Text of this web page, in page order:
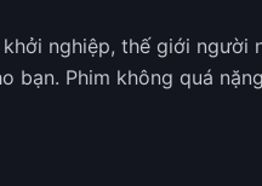
nghiệp, thế giới
bạn. Phim không quá